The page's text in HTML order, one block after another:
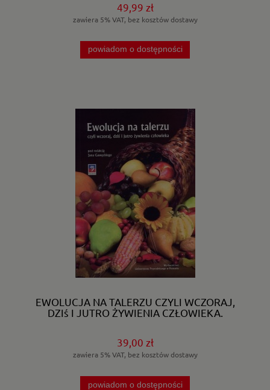
49,99 zł
zawiera 5% VAT, bez kosztów dostawy
powiadom o dostępności
EWOLUCJA NA TALERZU CZYLI WCZORAJ,
DZIś I JUTRO ŻYWIENIA CZŁOWIEKA.
39,00 zł
zawiera 5% VAT, bez kosztów dostawy
powiadom o dostępności